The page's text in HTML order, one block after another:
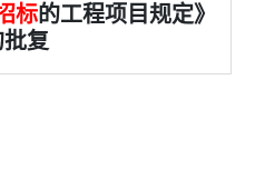
标的工程项目规定》
批复